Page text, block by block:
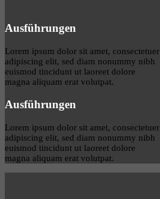
Ausführungen
Lorem ipsum dolor sit amet, consectetuer
adipiscing elit, sed diam nonummy nibh
euismod tincidunt ut laoreet dolore
magna aliquam erat volutpat.
Ausführungen
Lorem ipsum dolor sit amet, consectetuer
adipiscing elit, sed diam nonummy nibh
euismod tincidunt ut laoreet dolore
magna aliquam erat volutpat.